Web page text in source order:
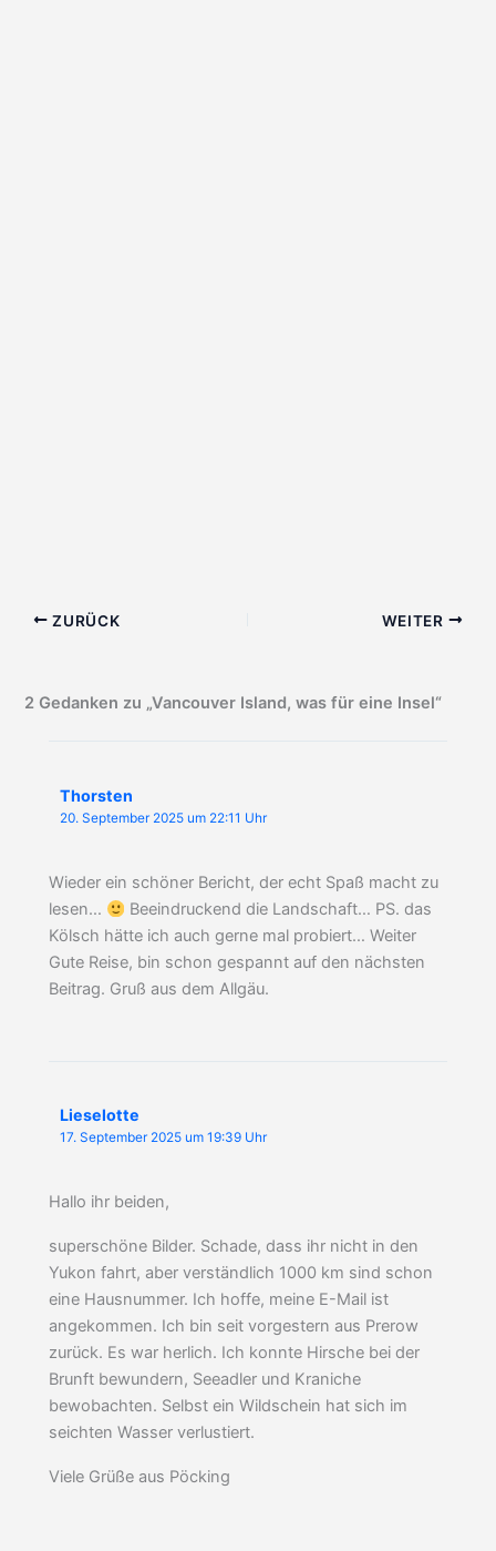
ZURÜCK WEITER
2 Gedanken zu „Vancouver Island, was für eine Insel“
Thorsten
20. September 2025 um 22:11 Uhr
Wieder ein schöner Bericht, der echt Spaß macht zu
lesen…
Beeindruckend die Landschaft… PS. das
Kölsch hätte ich auch gerne mal probiert… Weiter
Gute Reise, bin schon gespannt auf den nächsten
Beitrag. Gruß aus dem Allgäu.
Lieselotte
17. September 2025 um 19:39 Uhr
Hallo ihr beiden,
superschöne Bilder. Schade, dass ihr nicht in den
Yukon fahrt, aber verständlich 1000 km sind schon
eine Hausnummer. Ich hoffe, meine E-Mail ist
angekommen. Ich bin seit vorgestern aus Prerow
zurück. Es war herlich. Ich konnte Hirsche bei der
Brunft bewundern, Seeadler und Kraniche
bewobachten. Selbst ein Wildschein hat sich im
seichten Wasser verlustiert.
Viele Grüße aus Pöcking